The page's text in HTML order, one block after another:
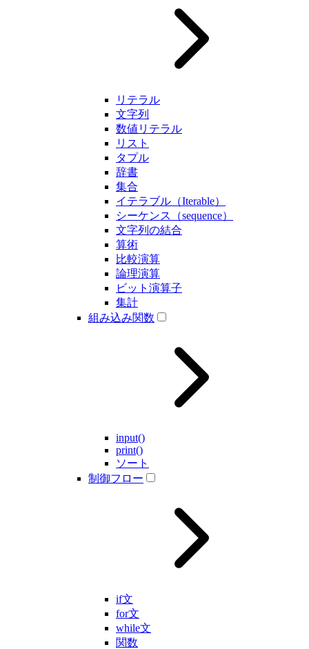
リテラル
文字列
数値リテラル
リスト
タプル
辞書
集合
イテラブル（Iterable）
シーケンス（sequence）
文字列の結合
算術
比較演算
論理演算
ビット演算子
集計
組み込み関数
input()
print()
ソート
制御フロー
if文
for文
while文
関数